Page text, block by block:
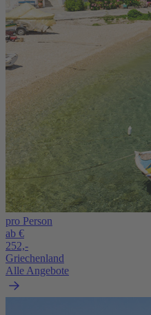
pro Person
ab €
252,-
Griechenland
Alle Angebote